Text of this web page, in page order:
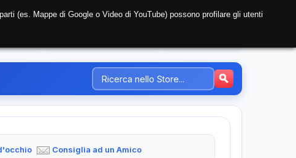
Consiglia ad un Amico
(es. Mappe di Google o Video di YouTube) possono profilare gli utenti